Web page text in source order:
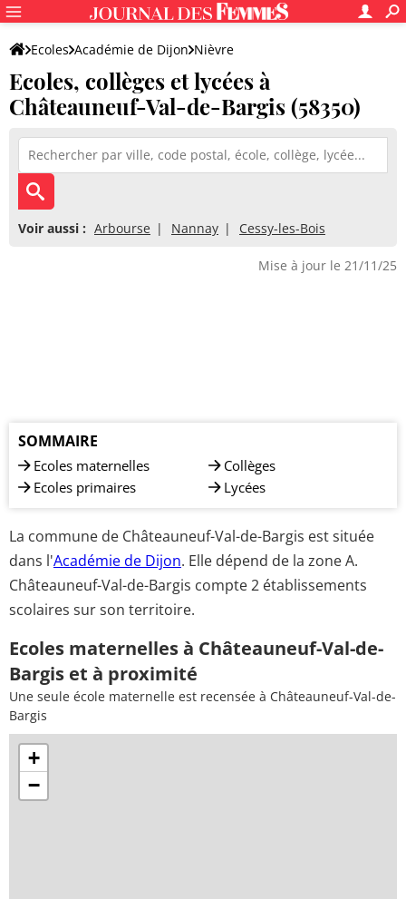
Ecoles Académie de Dijon Nièvre
Ecoles, collèges et lycées à
Châteauneuf-Val-de-Bargis (58350)
Voir aussi : Arbourse Nannay Cessy-les-Bois
Mise à jour le 21/11/25
SOMMAIRE
Ecoles maternelles
Ecoles primaires
Collèges
Lycées
La commune de Châteauneuf-Val-de-Bargis est située
dans l'Académie de Dijon. Elle dépend de la zone A.
Châteauneuf-Val-de-Bargis compte 2 établissements
scolaires sur son territoire.
Ecoles maternelles à Châteauneuf-Val-de-
Bargis et à proximité
Une seule école maternelle est recensée à Châteauneuf-Val-de-
Bargis
+
−